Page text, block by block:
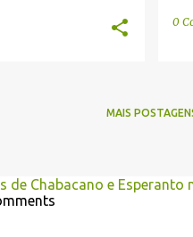
0
MAIS
de Chabacano e Esperanto